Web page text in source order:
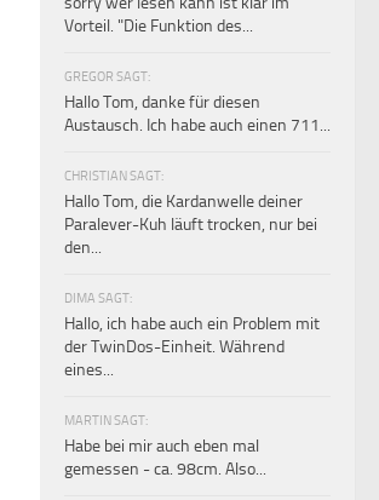
Vorteil. "Die Funktion des...
GREGOR SAGT:
Hallo Tom, danke für diesen
Austausch. Ich habe auch einen 711...
CHRISTIAN SAGT:
Hallo Tom, die Kardanwelle deiner
Paralever-Kuh läuft trocken, nur bei
den...
DIMA SAGT:
Hallo, ich habe auch ein Problem mit
der TwinDos-Einheit. Während
eines...
MARTIN SAGT:
Habe bei mir auch eben mal
gemessen - ca. 98cm. Also...